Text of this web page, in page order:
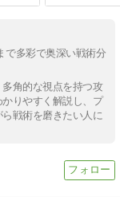
で多彩で奥深い戦術分
角的な視点を持つ攻
りやすく解説し、プ
戦術を磨きたい人に